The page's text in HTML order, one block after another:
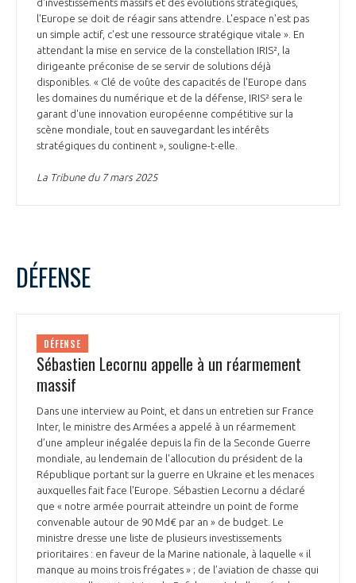
d'investissements massifs et des évolutions stratégiques,
l'Europe se doit de réagir sans attendre. L'espace n'est pas
un simple actif, c'est une ressource stratégique vitale ». En
attendant la mise en service de la constellation IRIS², la
dirigeante préconise de se servir de solutions déjà
disponibles. « Clé de voûte des capacités de l'Europe dans
les domaines du numérique et de la défense, IRIS² sera le
garant d'une innovation européenne compétitive sur la
scène mondiale, tout en sauvegardant les intérêts
stratégiques du continent », souligne-t-elle.
La Tribune du 7 mars 2025
DÉFENSE
DÉFENSE
Sébastien Lecornu appelle à un réarmement
massif
Dans une interview au Point, et dans un entretien sur France
Inter, le ministre des Armées a appelé à un réarmement
d’une ampleur inégalée depuis la fin de la Seconde Guerre
mondiale, au lendemain de l'allocution du président de la
République portant sur la guerre en Ukraine et les menaces
auxquelles fait face l'Europe. Sébastien Lecornu a déclaré
que « notre armée pourrait atteindre un point de forme
convenable autour de 90 Md€ par an » de budget. Le
ministre dresse une liste de plusieurs investissements
prioritaires : en faveur de la Marine nationale, à laquelle « il
manque au moins trois frégates » ; de l’aviation de chasse qui